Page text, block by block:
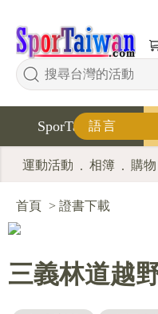
SporTaiwan
運動活動 . 相簿 . 購物
首頁 > 證書下載
三義林道越